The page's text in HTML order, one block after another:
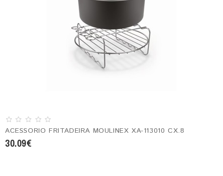
ACESSORIO FRITADEIRA MOULINEX XA-113010 CX.8
30.09€